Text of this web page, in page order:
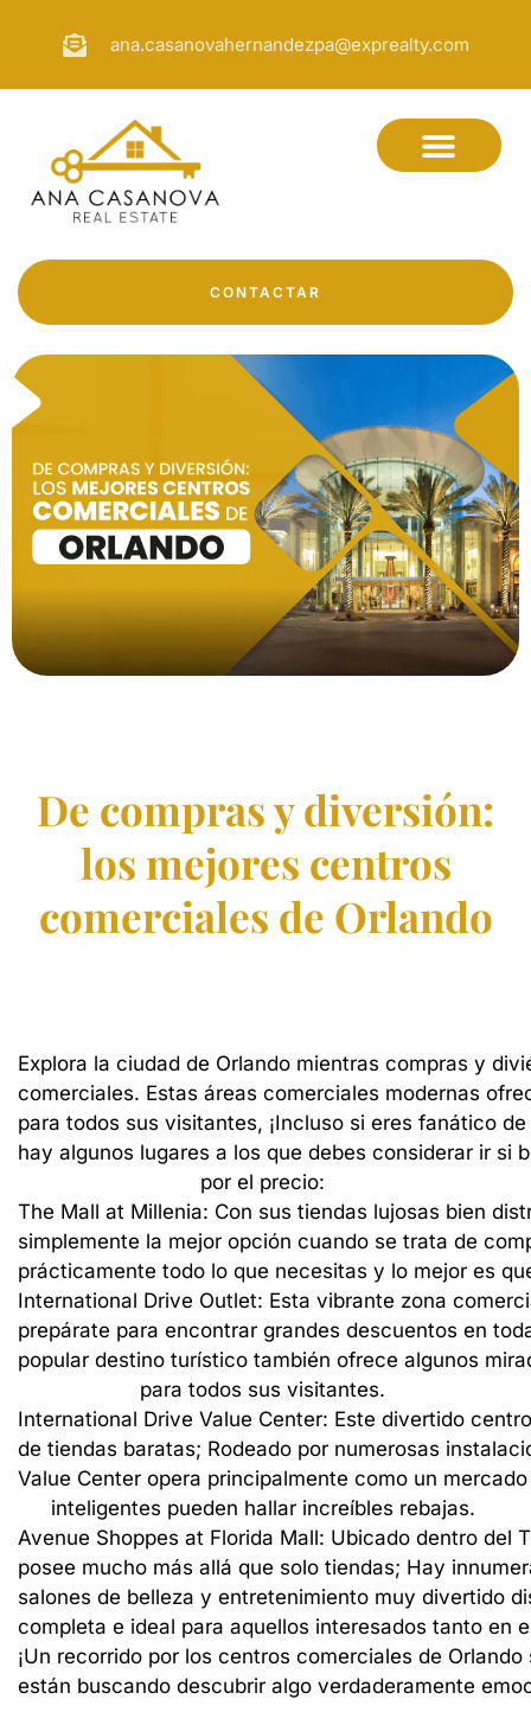
ana.casanovahernandezpa@exprealty.com
CONTACTAR
De compras y diversión:
los mejores centros
comerciales de Orlando
Explora la ciudad de Orlando mientras compras y
comerciales. Estas áreas comerciales modernas
para todos sus visitantes, ¡Incluso si eres fanático de
hay algunos lugares a los que debes considerar ir si
por el precio:
The Mall at Millenia: Con sus tiendas lujosas bien
simplemente la mejor opción cuando se trata de
prácticamente todo lo que necesitas y lo mejor es
International Drive Outlet: Esta vibrante zona
prepárate para encontrar grandes descuentos en
popular destino turístico también ofrece algunos
para todos sus visitantes.
International Drive Value Center: Este divertido centro
de tiendas baratas; Rodeado por numerosas
Value Center opera principalmente como un mercado
inteligentes pueden hallar increíbles rebajas.
Avenue Shoppes at Florida Mall: Ubicado dentro del
posee mucho más allá que solo tiendas; Hay
salones de belleza y entretenimiento muy divertido
completa e ideal para aquellos interesados tanto en
¡Un recorrido por los centros comerciales de Orlando
están buscando descubrir algo verdaderamente